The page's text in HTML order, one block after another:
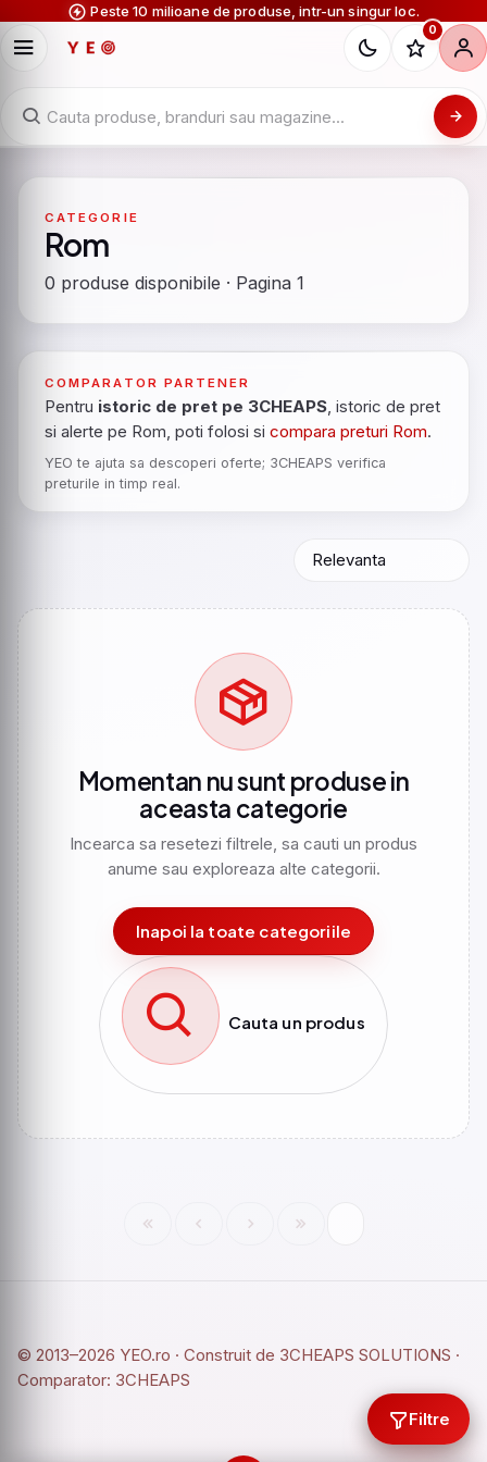
Peste 10 milioane de produse, intr-un singur loc.
0
Filtre
CATEGORIE
Rom
0 produse disponibile · Pagina 1
COMPARATOR PARTENER
Pentru istoric de pret pe 3CHEAPS, istoric de pret
si alerte pe Rom, poti folosi si compara preturi Rom.
YEO te ajuta sa descoperi oferte; 3CHEAPS verifica
preturile in timp real.
Momentan nu sunt produse in
aceasta categorie
Incearca sa resetezi filtrele, sa cauti un produs
anume sau exploreaza alte categorii.
Inapoi la toate categoriile
Cauta un produs
© 2013–2026 YEO.ro · Construit de 3CHEAPS SOLUTIONS ·
Comparator: 3CHEAPS